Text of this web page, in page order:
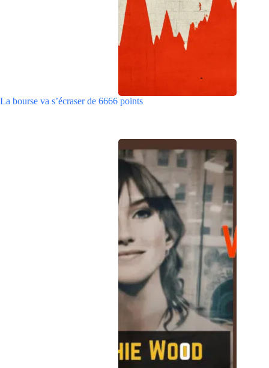
La bourse va s’écraser de 6666 points